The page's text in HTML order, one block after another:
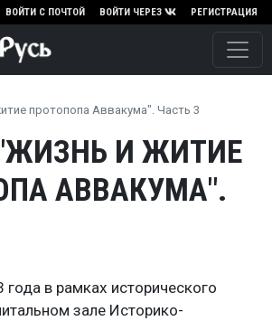
Перейти к основному
ВОЙТИ С ПОЧТОЙ ВОЙТИ ЧЕРЕЗ РЕГИСТРАЦИЯ
протопопа Аввакума". Часть 3
И ЖИТИЕ
АВВАКУМА".
года в рамках исторического
зале Историко-